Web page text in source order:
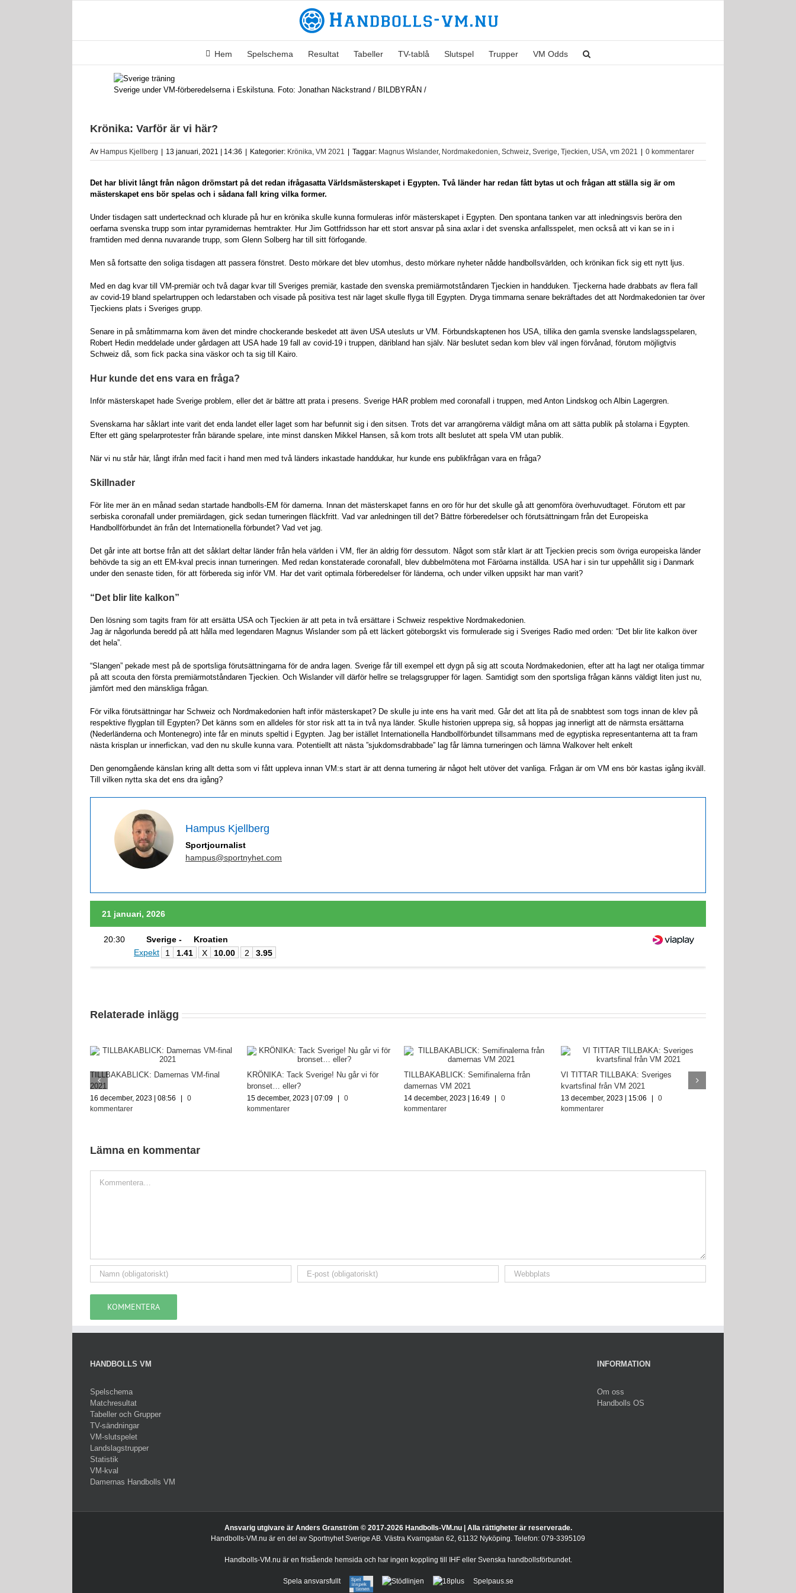
Hem Spelschema Resultat Tabeller TV-tablå Slutspel Trupper VM Odds
Sverige under VM-förberedelserna i Eskilstuna. Foto: Jonathan Näckstrand / BILDBYRÅN /
Krönika: Varför är vi här?
Av Hampus Kjellberg 13 januari, 2021 | 14:36 Kategorier: Krönika, VM 2021 Taggar: Magnus Wislander, Nordmakedonien, Schweiz, Sverige, Tjeckien, USA, vm 2021 0 kommentarer
Det har blivit långt från någon drömstart på det redan ifrågasatta Världsmästerskapet i Egypten. Två länder har redan fått bytas ut och frågan att ställa sig är om
mästerskapet ens bör spelas och i sådana fall kring vilka former.
Under tisdagen satt undertecknad och klurade på hur en krönika skulle kunna formuleras inför mästerskapet i Egypten. Den spontana tanken var att inledningsvis beröra den
oerfarna svenska trupp som intar pyramidernas hemtrakter. Hur Jim Gottfridsson har ett stort ansvar på sina axlar i det svenska anfallsspelet, men också att vi kan se in i
framtiden med denna nuvarande trupp, som Glenn Solberg har till sitt förfogande.
Men så fortsatte den soliga tisdagen att passera fönstret. Desto mörkare det blev utomhus, desto mörkare nyheter nådde handbollsvärlden, och krönikan fick sig ett nytt ljus.
Med en dag kvar till VM-premiär och två dagar kvar till Sveriges premiär, kastade den svenska premiärmotståndaren Tjeckien in handduken. Tjeckerna hade drabbats av flera fall
av covid-19 bland spelartruppen och ledarstaben och visade på positiva test när laget skulle flyga till Egypten. Dryga timmarna senare bekräftades det att Nordmakedonien tar över
Tjeckiens plats i Sveriges grupp.
Senare in på småtimmarna kom även det mindre chockerande beskedet att även USA utesluts ur VM. Förbundskaptenen hos USA, tillika den gamla svenske landslagsspelaren,
Robert Hedin meddelade under gårdagen att USA hade 19 fall av covid-19 i truppen, däribland han själv. När beslutet sedan kom blev väl ingen förvånad, förutom möjligtvis
Schweiz då, som fick packa sina väskor och ta sig till Kairo.
Hur kunde det ens vara en fråga?
Inför mästerskapet hade Sverige problem, eller det är bättre att prata i presens. Sverige HAR problem med coronafall i truppen, med Anton Lindskog och Albin Lagergren.
Svenskarna har såklart inte varit det enda landet eller laget som har befunnit sig i den sitsen. Trots det var arrangörerna väldigt måna om att sätta publik på stolarna i Egypten.
Efter ett gäng spelarprotester från bärande spelare, inte minst dansken Mikkel Hansen, så kom trots allt beslutet att spela VM utan publik.
När vi nu står här, långt ifrån med facit i hand men med två länders inkastade handdukar, hur kunde ens publikfrågan vara en fråga?
Skillnader
För lite mer än en månad sedan startade handbolls-EM för damerna. Innan det mästerskapet fanns en oro för hur det skulle gå att genomföra överhuvudtaget. Förutom ett par
serbiska coronafall under premiärdagen, gick sedan turneringen fläckfritt. Vad var anledningen till det? Bättre förberedelser och förutsättningarn från det Europeiska
Handbollförbundet än från det Internationella förbundet? Vad vet jag.
Det går inte att bortse från att det såklart deltar länder från hela världen i VM, fler än aldrig förr dessutom. Något som står klart är att Tjeckien precis som övriga europeiska länder
behövde ta sig an ett EM-kval precis innan turneringen. Med redan konstaterade coronafall, blev dubbelmötena mot Färöarna inställda. USA har i sin tur uppehållit sig i Danmark
under den senaste tiden, för att förbereda sig inför VM. Har det varit optimala förberedelser för länderna, och under vilken uppsikt har man varit?
“Det blir lite kalkon”
Den lösning som tagits fram för att ersätta USA och Tjeckien är att peta in två ersättare i Schweiz respektive Nordmakedonien.
Jag är någorlunda beredd på att hålla med legendaren Magnus Wislander som på ett läckert göteborgskt vis formulerade sig i Sveriges Radio med orden: “Det blir lite kalkon över
det hela”.
“Slangen” pekade mest på de sportsliga förutsättningarna för de andra lagen. Sverige får till exempel ett dygn på sig att scouta Nordmakedonien, efter att ha lagt ner otaliga timmar
på att scouta den första premiärmotståndaren Tjeckien. Och Wislander vill därför hellre se trelagsgrupper för lagen. Samtidigt som den sportsliga frågan känns väldigt liten just nu,
jämfört med den mänskliga frågan.
För vilka förutsättningar har Schweiz och Nordmakedonien haft inför mästerskapet? De skulle ju inte ens ha varit med. Går det att lita på de snabbtest som togs innan de klev på
respektive flygplan till Egypten? Det känns som en alldeles för stor risk att ta in två nya länder. Skulle historien upprepa sig, så hoppas jag innerligt att de närmsta ersättarna
(Nederländerna och Montenegro) inte får en minuts speltid i Egypten. Jag ber istället Internationella Handbollförbundet tillsammans med de egyptiska representanterna att ta fram
nästa krisplan ur innerfickan, vad den nu skulle kunna vara. Potentiellt att nästa ”sjukdomsdrabbade” lag får lämna turneringen och lämna Walkover helt enkelt
Den genomgående känslan kring allt detta som vi fått uppleva innan VM:s start är att denna turnering är något helt utöver det vanliga. Frågan är om VM ens bör kastas igång ikväll.
Till vilken nytta ska det ens dra igång?
Hampus Kjellberg
Sportjournalist
hampus@sportnyhet.com
21 januari, 2026
20:30 Sverige -
Kroatien
Expekt
1 1.41 X 10.00 2 3.95
Relaterade inlägg
TILLBAKABLICK: Damernas VM-final
2021
16 december, 2023 | 08:56
0
kommentarer
KRÖNIKA: Tack Sverige! Nu går vi för
bronset… eller?
15 december, 2023 | 07:09
0
kommentarer
TILLBAKABLICK: Semifinalerna från
damernas VM 2021
14 december, 2023 | 16:49
0
kommentarer
VI TITTAR TILLBAKA: Sveriges
kvartsfinal från VM 2021
13 december, 2023 | 15:06
0
kommentarer
Lämna en kommentar
HANDBOLLS VM
Spelschema
Matchresultat
Tabeller och Grupper
TV-sändningar
VM-slutspelet
Landslagstrupper
Statistik
VM-kval
Damernas Handbolls VM
INFORMATION
Om oss
Handbolls OS
Ansvarig utgivare är Anders Granström © 2017-2026 Handbolls-VM.nu | Alla rättigheter är reserverade.
Handbolls-VM.nu är en del av Sportnyhet Sverige AB. Västra Kvarngatan 62, 61132 Nyköping. Telefon: 079-3395109
Handbolls-VM.nu är en fristående hemsida och har ingen koppling till IHF eller Svenska handbollsförbundet.
Spela ansvarsfullt Spelpaus.se